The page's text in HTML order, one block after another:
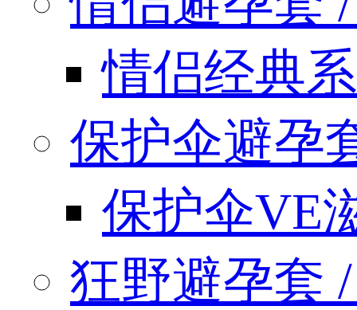
情侣经典
保护伞避孕
保护伞VE
狂野避孕套 /